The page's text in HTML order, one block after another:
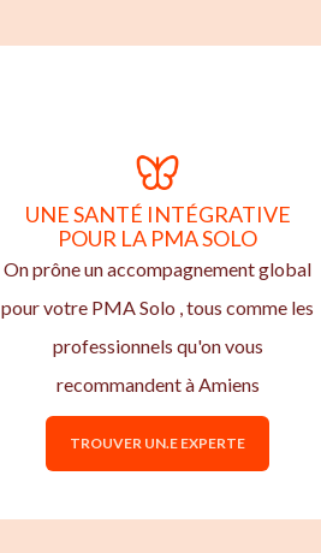
UNE SANTÉ INTÉGRATIVE
POUR LA PMA SOLO
On prône un accompagnement global
pour votre PMA Solo , tous comme les
professionnels qu'on vous
recommandent à Amiens
TROUVER UN.E EXPERTE